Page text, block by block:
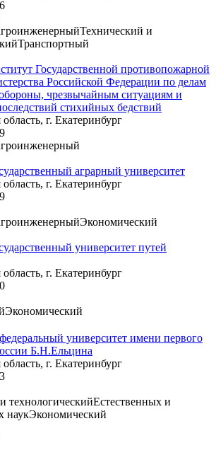
Технический и
Транспортный
Государственной противопожарной
Российской Федерации по делам
чрезвычайным ситуациям и
стихийных бедствий
г. Екатеринбург
аграрный университет
г. Екатеринбург
Экономический
университет путей
г. Екатеринбург
Экономический
университет имени первого
Б.Н.Ельцина
г. Екатеринбург
технологическийЕстественных и
наукЭкономический